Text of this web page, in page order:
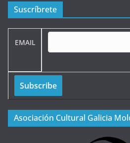
Suscríbrete
EMAIL
Asociación Cultural Galicia